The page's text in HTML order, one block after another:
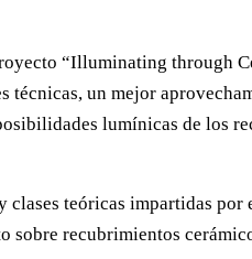
“Illuminating through
un mejor
lumínicas de los
teóricas impartidas por
sobre recubrimientos